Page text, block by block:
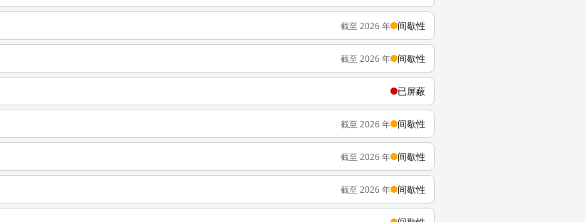
截至 2026 年 间歇性
截至 2026 年 间歇性
已屏蔽
截至 2026 年 间歇性
截至 2026 年 间歇性
截至 2026 年 间歇性